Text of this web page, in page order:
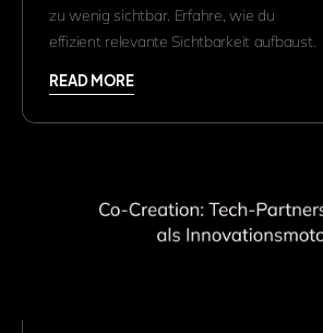
zu wenig sichtbar. Erfahre, wie du
effizient relevante Sichtbarkeit aufbaust.
READ MORE